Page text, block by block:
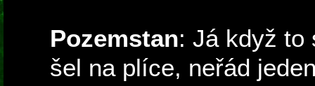
Pozemstan: Já když to
šel na plíce, neřád